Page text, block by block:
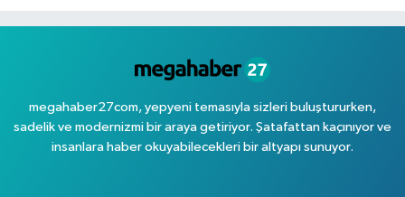
megahaber27com, yepyeni temasıyla sizleri buluştururken,
sadelik ve modernizmi bir araya getiriyor. Şatafattan kaçınıyor ve
insanlara haber okuyabilecekleri bir altyapı sunuyor.